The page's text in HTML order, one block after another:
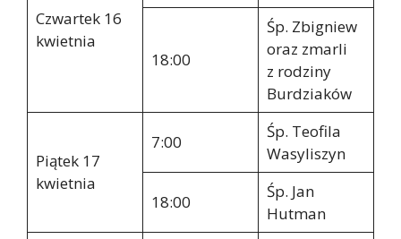
Czwartek 16
kwietnia
18:00
Śp. Zbigniew
oraz zmarli
z rodziny
Burdziaków
Piątek 17
kwietnia
7:00
Śp. Teofila
Wasyliszyn
18:00
Śp. Jan
Hutman